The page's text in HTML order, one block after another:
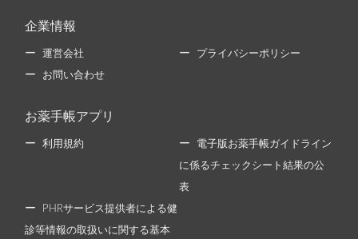
企業情報
運営会社 プライバシーポリシー
お問い合わせ
お薬手帳アプリ
利用規約 電子版お薬手帳ガイドライン
に係るチェックシート結果の公
表
PHRサービス提供者による健
診等情報の取扱いに関する基本